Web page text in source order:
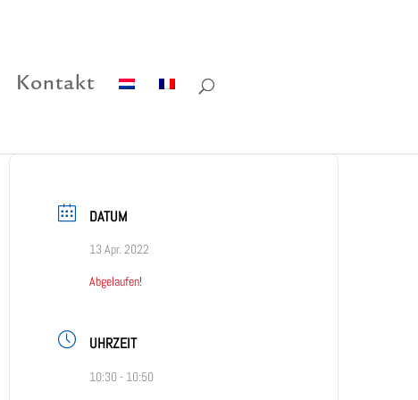
Kontakt
DATUM
13 Apr. 2022
Abgelaufen!
UHRZEIT
10:30 - 10:50